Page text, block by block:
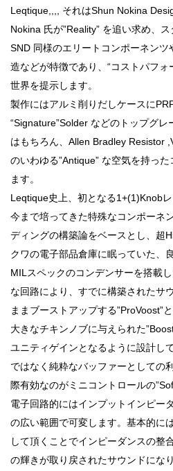
Leqtique,,,, それはShun Nokina
Nokina 氏が”Reality” を追い求め、ス
SND 同様のエリートコンポーネン
造などが特徴であり、“コストパフ
世界を提示します。
製作にはアルミ削りだしケースに
“Signature”Solder などのトップグ
はもちろん、Allen Bradley Resistor
のいわゆる”Antique” な空気を持っ
ます。
Leqtique史上、初となる1+(1)Knob
今まで培ってきた特殊なコンポーネ
ディングの構築論をベースとし、超
クワの電子部品倉庫に眠っていた、
MILスペックのコンデンサーを搭載
な回路により、すでに構築されたサ
ままブーストアップする”ProVoost”
大きなチキンノブに与えられた
ユニティゲインとなるように設計し
ではなく純粋なバッファーとしての
際有効なのがミニコントロールの
電子回路的にはインプットインピ
の広い範囲で可変します。基本的に
して頂くことでインピーダンスの整
の輝きが取り戻されたサウンドにな